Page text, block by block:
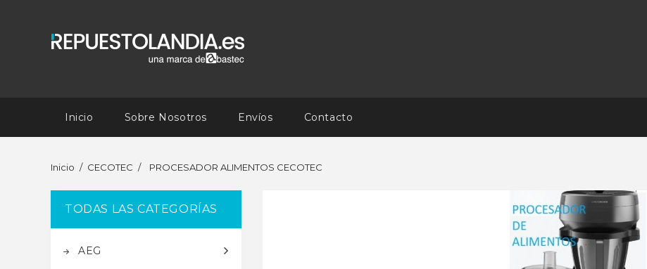
Inicio Sobre Nosotros Envíos Contacto
Inicio CECOTEC PROCESADOR ALIMENTOS CECOTEC
TODAS LAS CATEGORÍAS
AEG